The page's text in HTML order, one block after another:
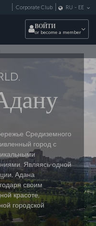
Corporate Club RU - EE
ВОЙТИ
or become a member
Средиземного
город с
Являясь одной
Адана
своим
красоте,
городской